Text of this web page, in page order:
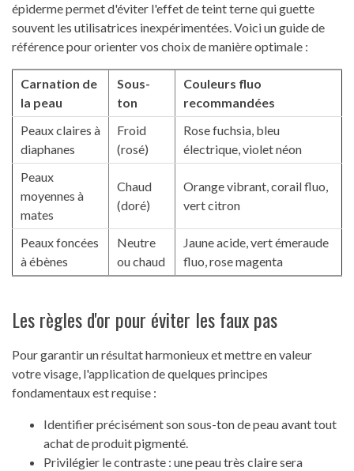
épiderme permet d'éviter l'effet de teint terne qui guette
souvent les utilisatrices inexpérimentées. Voici un guide de
référence pour orienter vos choix de manière optimale :
Carnation de
la peau
Sous-
ton
Couleurs fluo
recommandées
Peaux claires à
diaphanes
Froid
(rosé)
Rose fuchsia, bleu
électrique, violet néon
Peaux
moyennes à
mates
Chaud
(doré)
Orange vibrant, corail fluo,
vert citron
Peaux foncées
à ébènes
Neutre
ou chaud
Jaune acide, vert émeraude
fluo, rose magenta
Les règles d'or pour éviter les faux pas
Pour garantir un résultat harmonieux et mettre en valeur
votre visage, l'application de quelques principes
fondamentaux est requise :
Identifier précisément son sous-ton de peau avant tout
achat de produit pigmenté.
Privilégier le contraste : une peau très claire sera